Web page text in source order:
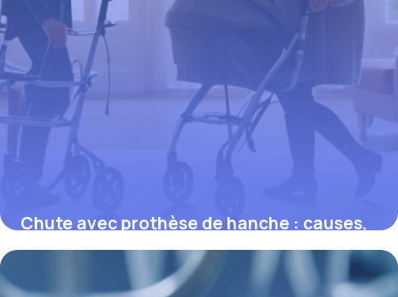
Chute avec prothèse de hanche : causes,
prévention et conseils essentiels